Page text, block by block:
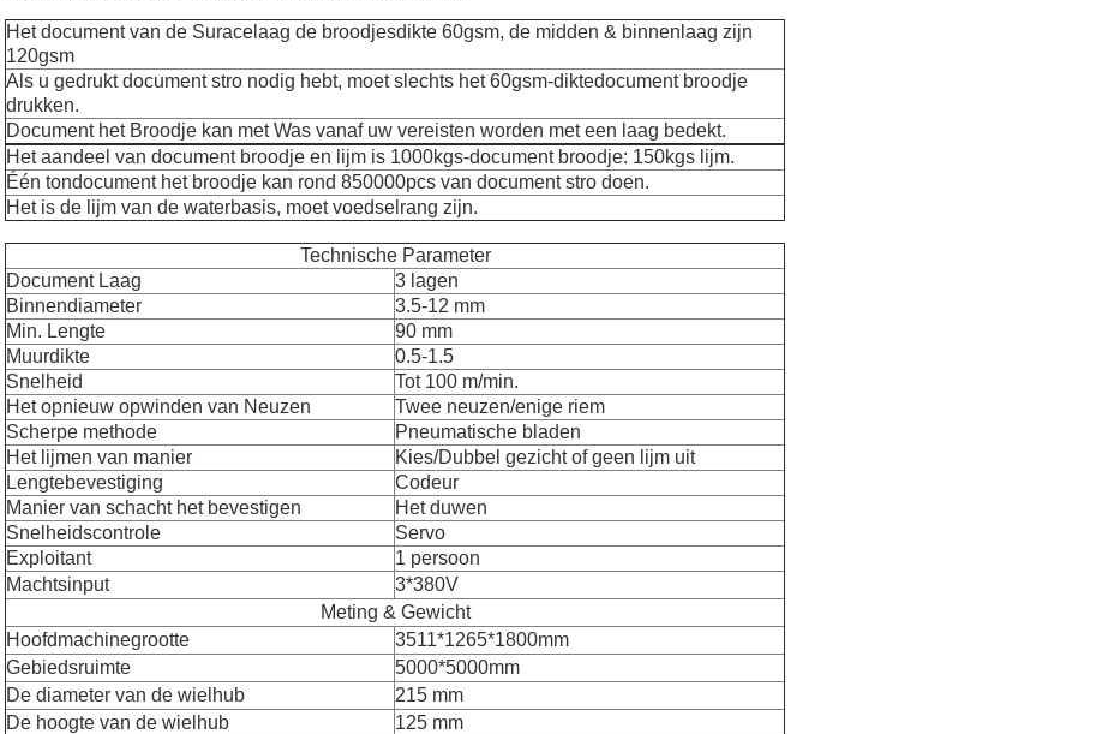
Het document van de Suracelaag de broodjesdikte 60gsm, de midden & binnenlaag zijn
120gsm
Als u gedrukt document stro nodig hebt, moet slechts het 60gsm-diktedocument broodje
drukken.
Document het Broodje kan met Was vanaf uw vereisten worden met een laag bedekt.
Het aandeel van document broodje en lijm is 1000kgs-document broodje: 150kgs lijm.
Één tondocument het broodje kan rond 850000pcs van document stro doen.
Het is de lijm van de waterbasis, moet voedselrang zijn.
Technische Parameter
Document Laag
3 lagen
Binnendiameter
3.5-12 mm
Min. Lengte
90 mm
Muurdikte
0.5-1.5
Snelheid
Tot 100 m/min.
Het opnieuw opwinden van Neuzen
Twee neuzen/enige riem
Scherpe methode
Pneumatische bladen
Het lijmen van manier
Kies/Dubbel gezicht of geen lijm uit
Lengtebevestiging
Codeur
Manier van schacht het bevestigen
Het duwen
Snelheidscontrole
Servo
Exploitant
1 persoon
Machtsinput
3*380V
Meting & Gewicht
Hoofdmachinegrootte
3511*1265*1800mm
Gebiedsruimte
5000*5000mm
De diameter van de wielhub
215 mm
De hoogte van de wielhub
125 mm